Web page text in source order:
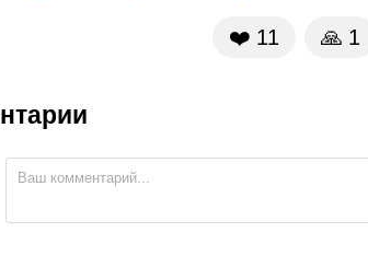
❤️ 11 🙏 1